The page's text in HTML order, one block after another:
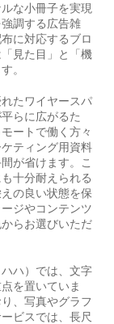
な小冊子を実現
調する広告雑
に対応するブロ
見た目」と「機
。
たワイヤースパ
らに広がるた
ートで働く方々
ティング用資料
が省けます。こ
十分耐えられる
の良い状態を保
ジやコンテンツ
らお選びいただ
ハ）では、文字
を置いていま
、写真やグラフ
ビスでは、長尺